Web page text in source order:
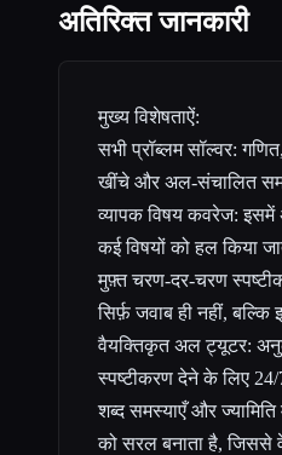
अतिरिक्त जानकारी
मुख्य विशेषताऐं:
सभी प्रॉब्लम सॉल्वर:
खींचे और अल-संचालित
व्यापक विषय कवरेज:
कई विषयों को हल किया
मुफ़्त चरण-दर-चरण
सिर्फ़ जवाब ही नहीं,
वैयक्तिकृत अल ट्यूटर:
स्पष्टीकरण देने के लिए
शब्द समस्याएँ और
को सरल बनाता है, जिससे